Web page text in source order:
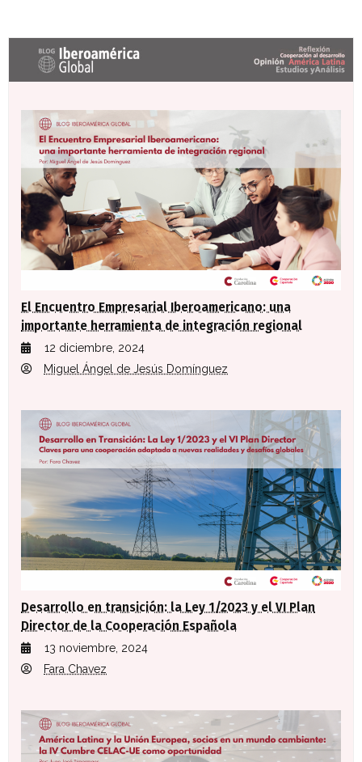
Últimas entradas Blog Iberoamérica global
El Encuentro Empresarial Iberoamericano: una
importante herramienta de integración regional
12 diciembre, 2024
Miguel Ángel de Jesús Domínguez
Desarrollo en transición: la Ley 1/2023 y el VI Plan
Director de la Cooperación Española
13 noviembre, 2024
Fara Chavez